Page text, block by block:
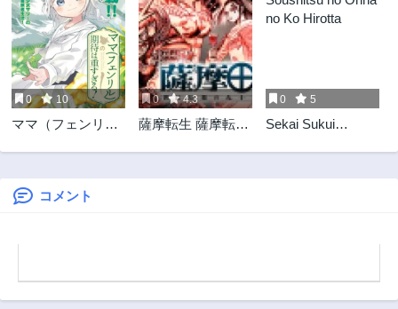
第9.2話
3年前
第9.1話
3年前
第8.3話
3年前
第8.2話
3年前
第8.1話
3年前
第7.3話
3年前
第7.2話 第7.1話
第6.2話
0 10
ママ（フェンリ
0 4.3
薩摩転生 薩摩転生
0 5
Sekai Sukui
no Ko Hirotta
コメント